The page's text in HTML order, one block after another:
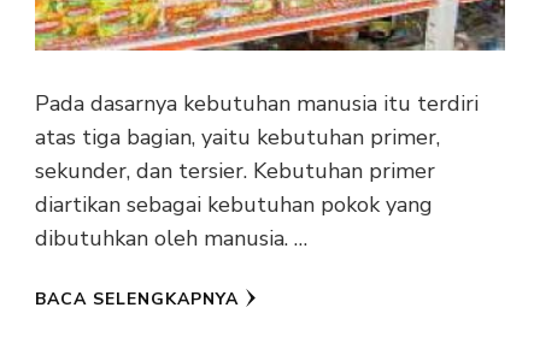
Pada dasarnya kebutuhan manusia itu terdiri
atas tiga bagian, yaitu kebutuhan primer,
sekunder, dan tersier. Kebutuhan primer
diartikan sebagai kebutuhan pokok yang
dibutuhkan oleh manusia. …
BACA SELENGKAPNYA